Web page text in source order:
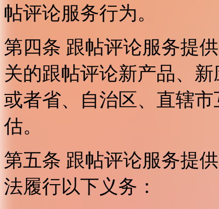
帖评论服务行为。
第四条 跟帖评论服务提
关的跟帖评论新产品、
或者省、自治区、直辖
估。
第五条 跟帖评论服务提
法履行以下义务：